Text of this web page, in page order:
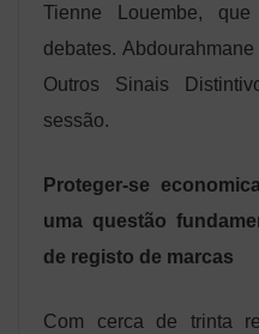
Tienne Louembe,
debates.
Outros Sinais
sessão.
Proteger-se
uma questão
de registo de marcas
Com cerca de trinta